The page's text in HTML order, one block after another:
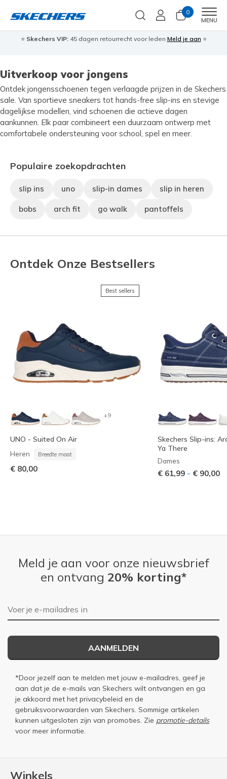
0
MENU
⭐ Skechers VIP:45 dagen retourrecht voor leden Meld je aan ⭐
Uitverkoop voor jongens
Ontdek jongensschoenen tegen verlaagde prijzen in de Skechers
sale. Van sportieve sneakers tot hands-free slip-ins en stevige
dagelijkse modellen, vind schoenen die actieve dagen
aankunnen. Elk paar combineert een duurzaam ontwerp met
comfortabele ondersteuning voor school, spel en meer.
Populaire zoekopdrachten
slip ins uno slip-in dames slip in heren
bobs arch fit go walk pantoffels
Ontdek Onze Bestsellers
Best sellers
+9
UNO - Suited On Air
Heren Breedte maat
€ 80,00
Skechers Slip-ins:
Ya There
Dames
€ 61,99 - € 90,00
Winkels
Meld je aan voor onze nieuwsbrief
en ontvang 20% korting*
E-mailadres
AANMELDEN
*Door jezelf aan te melden met jouw e-mailadres, geef je
aan dat je de e-mails van Skechers wilt ontvangen en ga
je akkoord met het privacybeleid en de
gebruiksvoorwaarden van Skechers. Sommige artikelen
kunnen uitgesloten zijn van promoties. Zie promotie-details
voor meer informatie.